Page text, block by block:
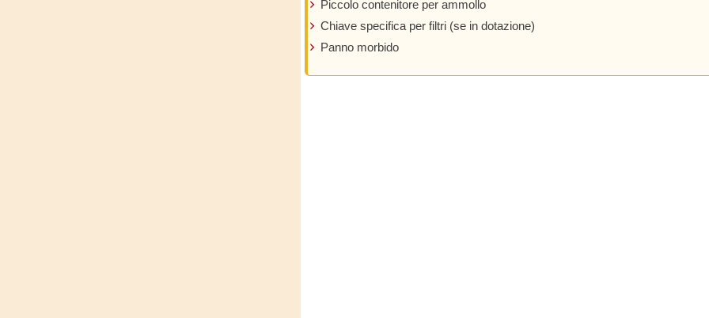
Piccolo contenitore per ammollo
Chiave specifica per filtri (se in dotazione)
Panno morbido